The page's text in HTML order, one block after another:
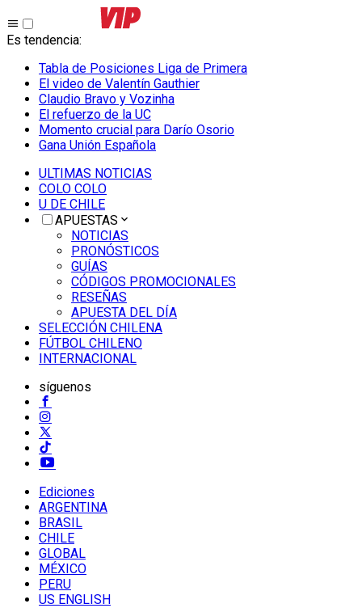
Es tendencia:
Tabla de Posiciones Liga de Primera
El video de Valentín Gauthier
Claudio Bravo y Vozinha
El refuerzo de la UC
Momento crucial para Darío Osorio
Gana Unión Española
ULTIMAS NOTICIAS
COLO COLO
U DE CHILE
APUESTAS
NOTICIAS
PRONÓSTICOS
GUÍAS
CÓDIGOS PROMOCIONALES
RESEÑAS
APUESTA DEL DÍA
SELECCIÓN CHILENA
FÚTBOL CHILENO
INTERNACIONAL
síguenos
Ediciones
ARGENTINA
BRASIL
CHILE
GLOBAL
MÉXICO
PERU
US ENGLISH